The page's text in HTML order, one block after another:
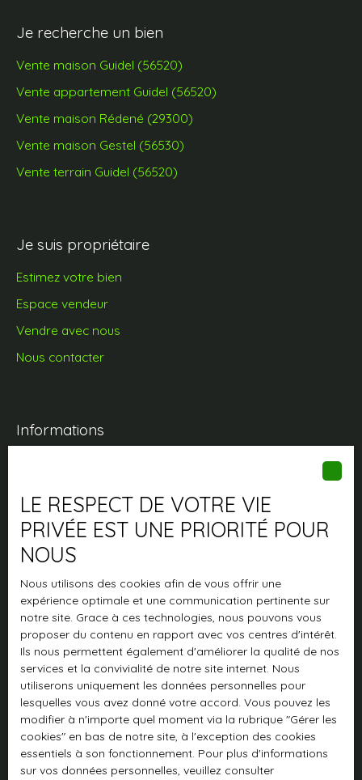
Je recherche un bien
Vente maison Guidel (56520)
Vente appartement Guidel (56520)
Vente maison Rédené (29300)
Vente maison Gestel (56530)
Vente terrain Guidel (56520)
Je suis propriétaire
Estimez votre bien
Espace vendeur
Vendre avec nous
Nous contacter
Informations
Politique de confidentialité
Plan du site
Propulsé par
+33 2 97 02 70 00
1 rue du Puits
LE RESPECT DE VOTRE VIE
PRIVÉE EST UNE PRIORITÉ POUR
NOUS
Nous utilisons des cookies afin de vous offrir une
expérience optimale et une communication pertinente sur
notre site. Grace à ces technologies, nous pouvons vous
proposer du contenu en rapport avec vos centres d'intérêt.
Ils nous permettent également d'améliorer la qualité de nos
services et la convivialité de notre site internet. Nous
utiliserons uniquement les données personnelles pour
lesquelles vous avez donné votre accord. Vous pouvez les
modifier à n'importe quel moment via la rubrique ″Gérer les
cookies″ en bas de notre site, à l'exception des cookies
essentiels à son fonctionnement. Pour plus d'informations
sur vos données personnelles, veuillez consulter